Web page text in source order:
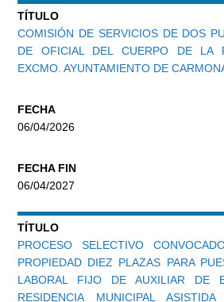
TÍTULO
COMISIÓN DE SERVICIOS DE DOS
DE OFICIAL DEL CUERPO DE LA
EXCMO. AYUNTAMIENTO DE
FECHA
06/04/2026
FECHA FIN
06/04/2027
TÍTULO
PROCESO SELECTIVO
PROPIEDAD DIEZ PLAZAS PARA
LABORAL FIJO DE AUXILIAR DE
RESIDENCIA MUNICIPAL